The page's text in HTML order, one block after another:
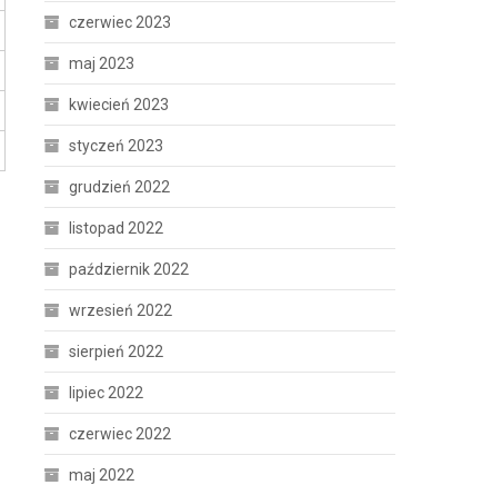
czerwiec 2023
maj 2023
kwiecień 2023
styczeń 2023
grudzień 2022
listopad 2022
październik 2022
wrzesień 2022
sierpień 2022
lipiec 2022
czerwiec 2022
maj 2022